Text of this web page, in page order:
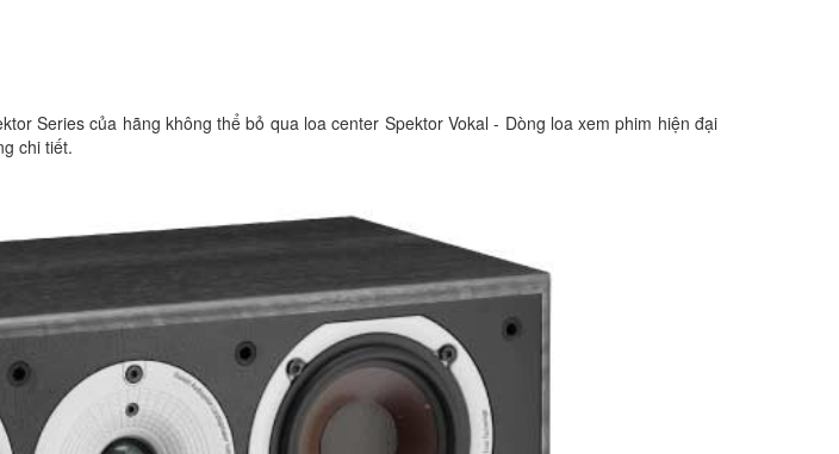
Series của hãng không thể bỏ qua loa center Spektor Vokal - Dòng loa xem phim hiện đại
chi tiết.